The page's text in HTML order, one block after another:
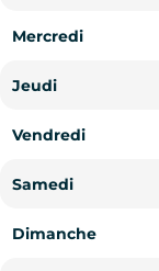
Mercredi
Jeudi
Vendredi
Samedi
Dimanche
Mercredi
Jeudi
Vendredi
Samedi
Dimanche
Mercredi
Jeudi
Vendredi
Samedi
Dimanche